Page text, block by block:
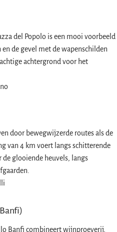
del Popolo is een mooi voorbeeld
de gevel met de wapenschilden
achtergrond voor het
door bewegwijzerde routes als de
van 4 km voert langs schitterende
glooiende heuvels, langs
Banfi combineert wijnproeverij,